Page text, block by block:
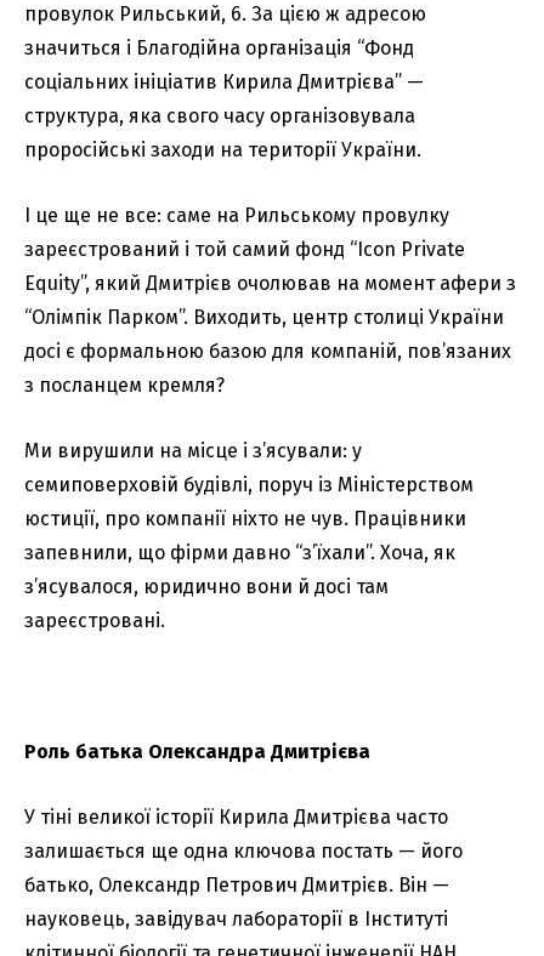
провулок Рильський, 6. За цією ж адресою
значиться і Благодійна організація “Фонд
соціальних ініціатив Кирила Дмитрієва” —
структура, яка свого часу організовувала
проросійські заходи на території України.
І це ще не все: саме на Рильському провулку
зареєстрований і той самий фонд “Icon Private
Equity”, який Дмитрієв очолював на момент афери з
“Олімпік Парком”. Виходить, центр столиці України
досі є формальною базою для компаній, пов’язаних
з посланцем кремля?
Ми вирушили на місце і з’ясували: у
семиповерховій будівлі, поруч із Міністерством
юстиції, про компанії ніхто не чув. Працівники
запевнили, що фірми давно “з’їхали”. Хоча, як
з’ясувалося, юридично вони й досі там
зареєстровані.
Роль батька Олександра Дмитрієва
У тіні великої історії Кирила Дмитрієва часто
залишається ще одна ключова постать — його
батько, Олександр Петрович Дмитрієв. Він —
науковець, завідувач лабораторії в Інституті